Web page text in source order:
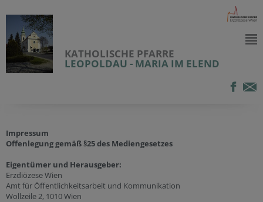
KATHOLISCHE PFARRE
LEOPOLDAU - MARIA IM ELEND
Impressum
Offenlegung gemäß §25 des Mediengesetzes
Eigentümer und Herausgeber:
Erzdiözese Wien
Amt für Öffentlichkeitsarbeit und Kommunikation
Wollzeile 2, 1010 Wien